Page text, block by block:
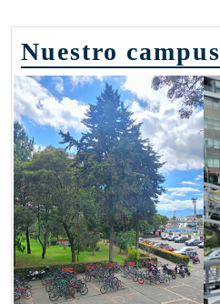
Nuestro campus